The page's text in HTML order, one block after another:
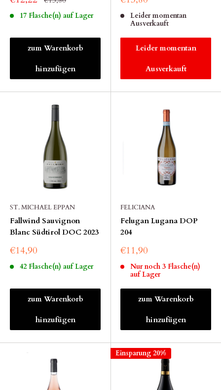
17 Flasche(n) auf Lager
zum Warenkorb
hinzufügen
Leider momentan
Ausverkauft
Leider momentan
Ausverkauft
ST. MICHAEL EPPAN
Fallwind Sauvignon
Blanc Südtirol DOC 2023
€14,90
42 Flasche(n) auf Lager
zum Warenkorb
hinzufügen
FELICIANA
Felugan Lugana DOP
204
€11,90
Nur noch 3 Flasche(n)
auf Lager
zum Warenkorb
hinzufügen
Einsparung 20%